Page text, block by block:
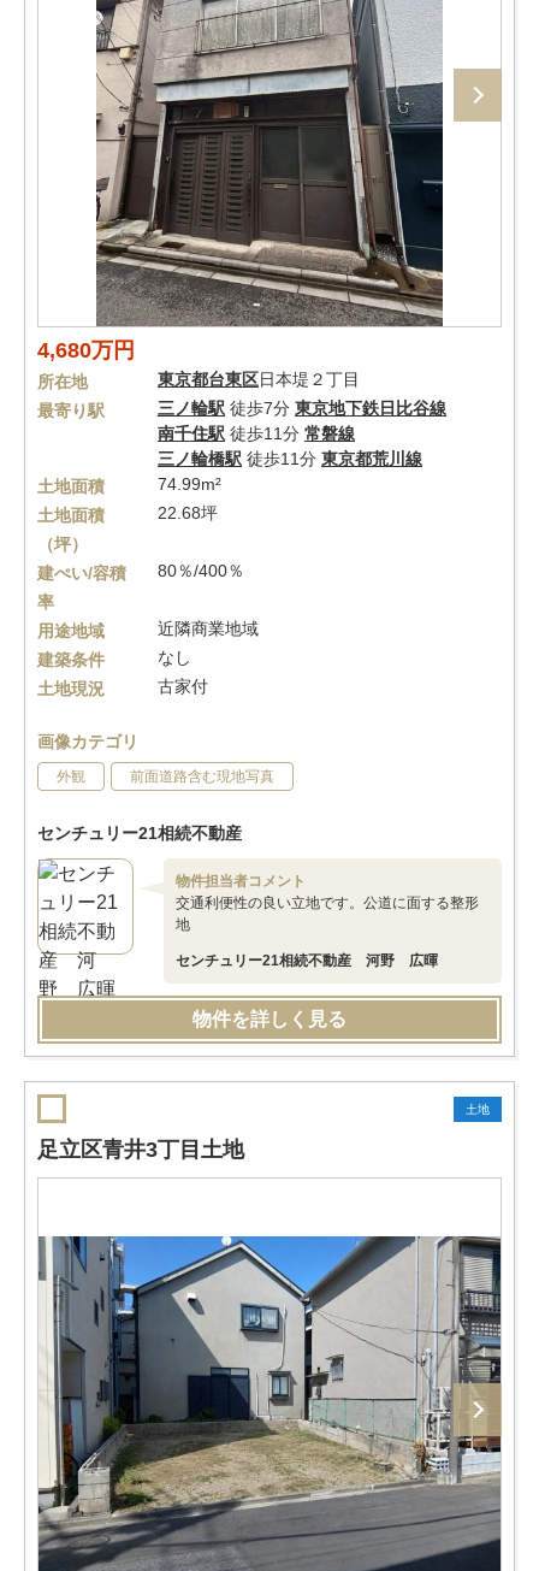
4,680万円
所在地 東京都台東区日本堤２丁目
最寄り駅
三ノ輪駅 徒歩7分 東京地下鉄日比谷線
南千住駅 徒歩11分 常磐線
三ノ輪橋駅 徒歩11分 東京都荒川線
土地面積
74.99m²
土地面積
（坪）
22.68坪
建ぺい/容積
率
80％/400％
用途地域
近隣商業地域
建築条件
なし
土地現況
古家付
画像カテゴリ
外観 前面道路含む現地写真
センチュリー21相続不動産
物件担当者コメント
交通利便性の良い立地です。公道に面する整形
地
センチュリー21相続不動産 河野 広暉
物件を詳しく見る
土地
足立区青井3丁目土地